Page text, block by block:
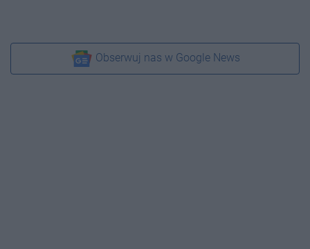
Obserwuj nas w Google News